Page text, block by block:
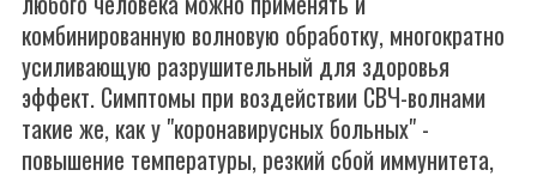
комбинированную волновую обработку, многократно
усиливающую разрушительный для здоровья
эффект. Симптомы при воздействии СВЧ-волнами
такие же, как у "коронавирусных больных" -
повышение температуры, резкий сбой иммунитета,